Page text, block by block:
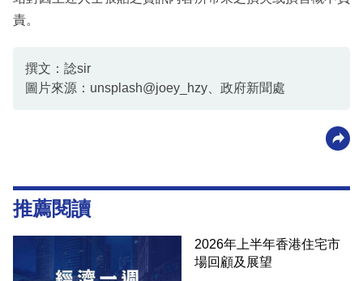
責。
撰文：諗sir
圖片來源：unsplash@joey_hzy、政府新聞處
推薦閱讀
2026年上半年香港住宅市
場回顧及展望